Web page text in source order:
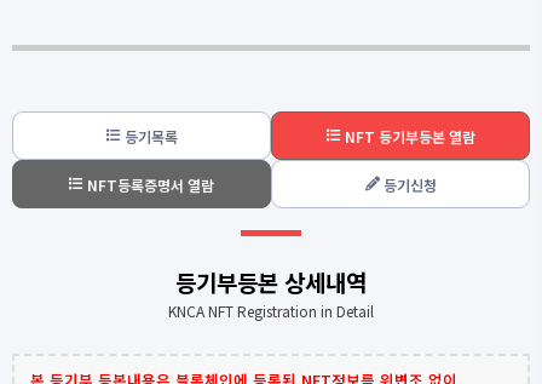
등기목록 NFT 등기부등본 열람
NFT등록증명서 열람 등기신청
등기부등본 상세내역
KNCA NFT Registration in Detail